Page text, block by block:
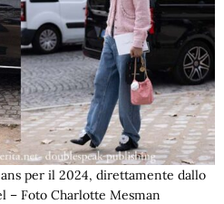
per il 2024, direttamente dallo
– Foto Charlotte Mesman